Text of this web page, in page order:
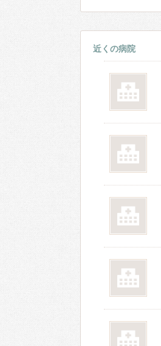
近くの病院